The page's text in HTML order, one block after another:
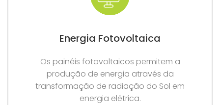
Energia Fotovoltaica
Os painéis fotovoltaicos permitem a
produção de energia através da
transformação de radiação do Sol em
energia elétrica.